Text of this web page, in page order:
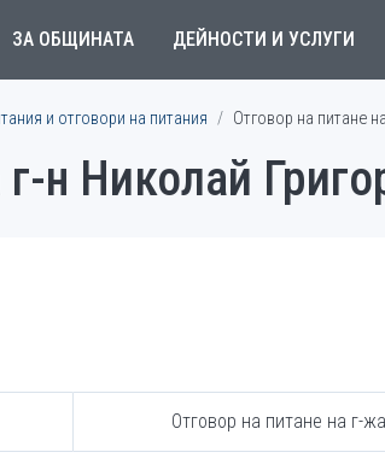
ЗА ОБЩИНАТА ДЕЙНОСТИ И УСЛУГИ
и отговори на питания Отговор на питане
н Николай
Отговор на питане на г-